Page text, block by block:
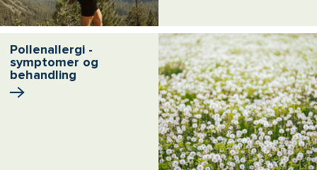
Pollenallergi -
symptomer og
behandling